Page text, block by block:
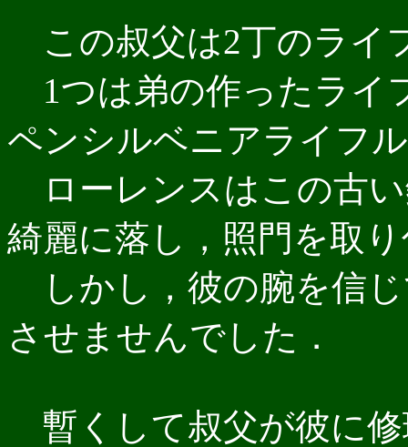
この叔父は2丁のライ
1つは弟の作ったライ
ペンシルベニアライフ
ローレンスはこの古
綺麗に落し，照門を取
しかし，彼の腕を信
させませんでした．
暫くして叔父が彼に